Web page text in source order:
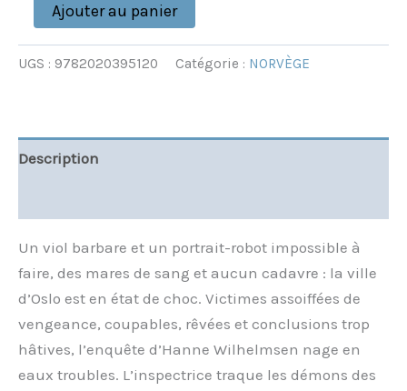
Ajouter au panier
UGS : 9782020395120 Catégorie : NORVÈGE
Description
Un viol barbare et un portrait-robot impossible à
faire, des mares de sang et aucun cadavre : la ville
d’Oslo est en état de choc. Victimes assoiffées de
vengeance, coupables, rêvées et conclusions trop
hâtives, l’enquête d’Hanne Wilhelmsen nage en
eaux troubles. L’inspectrice traque les démons des